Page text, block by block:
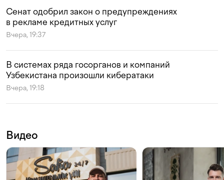
Сенат одобрил закон о предупреждениях
в рекламе кредитных услуг
Вчера, 19:37
В системах ряда госорганов и компаний
Узбекистана произошли кибератаки
Вчера, 19:18
Видео